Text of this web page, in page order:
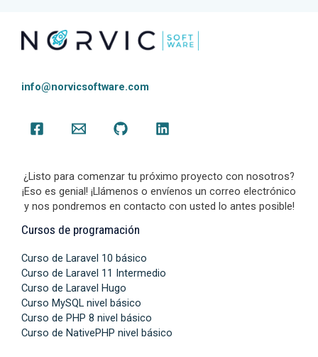
info@norvicsoftware.com
¿Listo para comenzar tu próximo proyecto con nosotros?
¡Eso es genial! ¡Llámenos o envíenos un correo electrónico
y nos pondremos en contacto con usted lo antes posible!
Cursos de programación
Curso de Laravel 10 básico
Curso de Laravel 11 Intermedio
Curso de Laravel Hugo
Curso MySQL nivel básico
Curso de PHP 8 nivel básico
Curso de NativePHP nivel básico